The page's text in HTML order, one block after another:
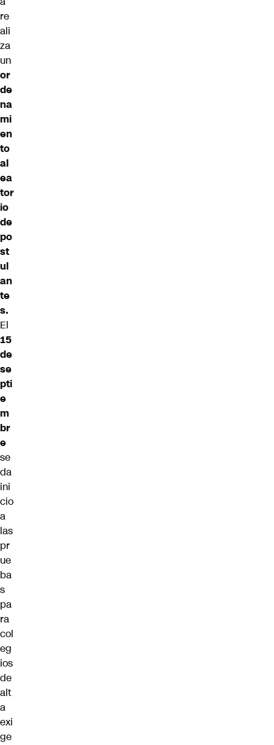
re
ali
za
un
or
de
na
mi
en
to
al
ea
tor
io
de
po
st
ul
an
te
s.
El
15
de
se
pti
e
m
br
e
se
da
ini
cio
a
las
pr
ue
ba
s
pa
ra
col
eg
ios
de
alt
a
exi
ge